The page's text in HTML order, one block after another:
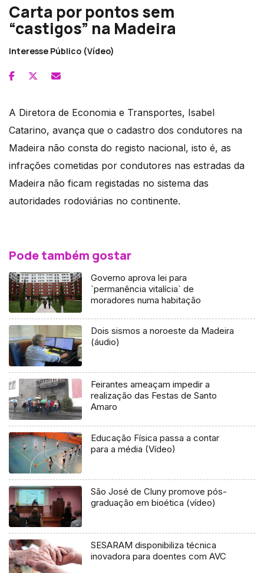
Carta por pontos sem
“castigos” na Madeira
Interesse Público (Vídeo)
A Diretora de Economia e Transportes, Isabel
Catarino, avança que o cadastro dos condutores na
Madeira não consta do registo nacional, isto é, as
infrações cometidas por condutores nas estradas da
Madeira não ficam registadas no sistema das
autoridades rodoviárias no continente.
Pode também gostar
Governo aprova lei para
`permanência vitalícia` de
moradores numa habitação
Dois sismos a noroeste da Madeira
(áudio)
Feirantes ameaçam impedir a
realização das Festas de Santo
Amaro
Educação Física passa a contar
para a média (Vídeo)
São José de Cluny promove pós-
graduação em bioética (vídeo)
SESARAM disponibiliza técnica
inovadora para doentes com AVC